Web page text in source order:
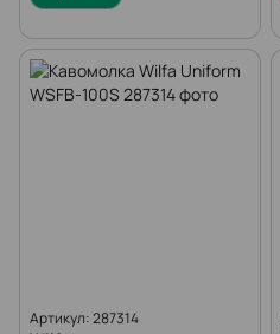
Артикул: 287314